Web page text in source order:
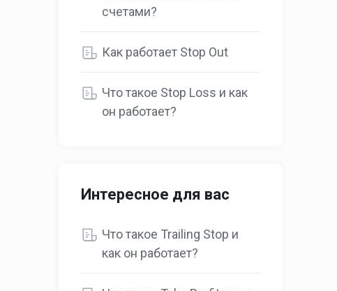
счетами?
Как работает Stop Out
Что такоe Stop Loss и как
он работает?
Интересное для вас
Что такое Trailing Stop и
как он работает?